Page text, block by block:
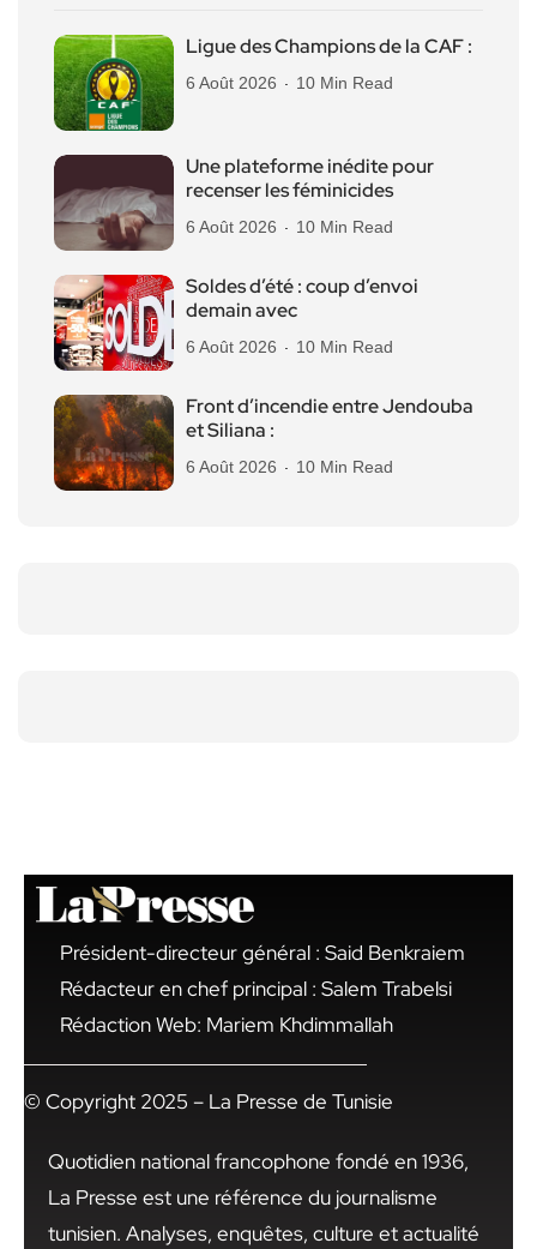
Ligue des Champions de la CAF :
6 Août 2026 10 Min Read
Une plateforme inédite pour
recenser les féminicides
6 Août 2026 10 Min Read
Soldes d’été : coup d’envoi
demain avec
6 Août 2026 10 Min Read
Front d’incendie entre Jendouba
et Siliana :
6 Août 2026 10 Min Read
Président-directeur général : Said Benkraiem
Rédacteur en chef principal : Salem Trabelsi
Rédaction Web: Mariem Khdimmallah
© Copyright 2025 – La Presse de Tunisie
Quotidien national francophone fondé en 1936,
La Presse est une référence du journalisme
tunisien. Analyses, enquêtes, culture et actualité